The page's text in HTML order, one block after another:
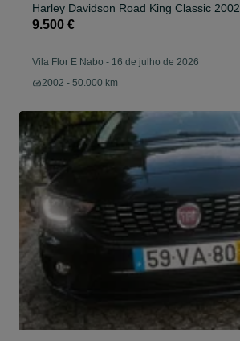
Harley Davidson Road King Classic 2002
9.500 €
Vila Flor E Nabo - 16 de julho de 2026
2002 - 50.000 km